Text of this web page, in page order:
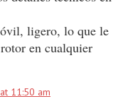
ligero, lo que le
en cualquier
11:50 am